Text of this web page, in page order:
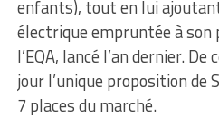
enfants), tout en lui
électrique empruntée à
l’EQA, lancé l’an dernier. De
jour l’unique proposition de
7 places du marché.